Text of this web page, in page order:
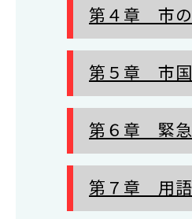
第４章 市の
第５章 市国
第６章 緊急
第７章 用語